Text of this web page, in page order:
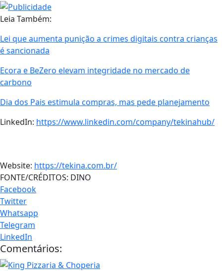
Leia Também:
Lei que aumenta punição a crimes digitais contra crianças
é sancionada
Ecora e BeZero elevam integridade no mercado de
carbono
Dia dos Pais estimula compras, mas pede planejamento
LinkedIn: https://www.linkedin.com/company/tekinahub/
Website: https://tekina.com.br/
FONTE/CRÉDITOS: DINO
Facebook
Twitter
Whatsapp
Telegram
LinkedIn
Comentários: